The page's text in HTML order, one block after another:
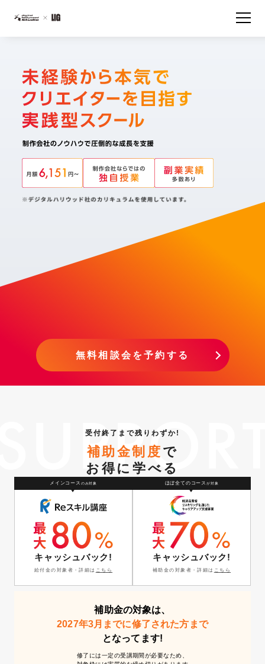
無料相談会を予約する
受付終了まで残りわずか!
補助金制度 で
お得に学べる
メインコース のみ対象
キャッシュバック!
給付金の対象者・詳細は こちら
ほぼ全てのコース が対象
キャッシュバック!
補助金の対象者・詳細は こちら
補助金の対象は、
2027年3月までに修了された方まで
となってます!
修了には一定の受講期間が必要なため、